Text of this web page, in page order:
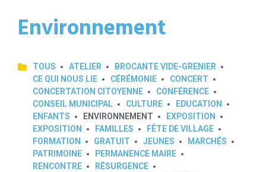
Environnement
TOUS ATELIER
BROCANTE VIDE-GRENIER
CE QUI NOUS LIE
CÉRÉMONIE
CONCERT
CONCERTATION CITOYENNE
CONFÉRENCE
CONSEIL MUNICIPAL
CULTURE
EDUCATION
ENFANTS
ENVIRONNEMENT
EXPOSITION
EXPOSITION
FAMILLES
FÊTE DE VILLAGE
FORMATION
GRATUIT JEUNES
MARCHÉS
PATRIMOINE
PERMANENCE MAIRE
RENCONTRE
RÉSURGENCE